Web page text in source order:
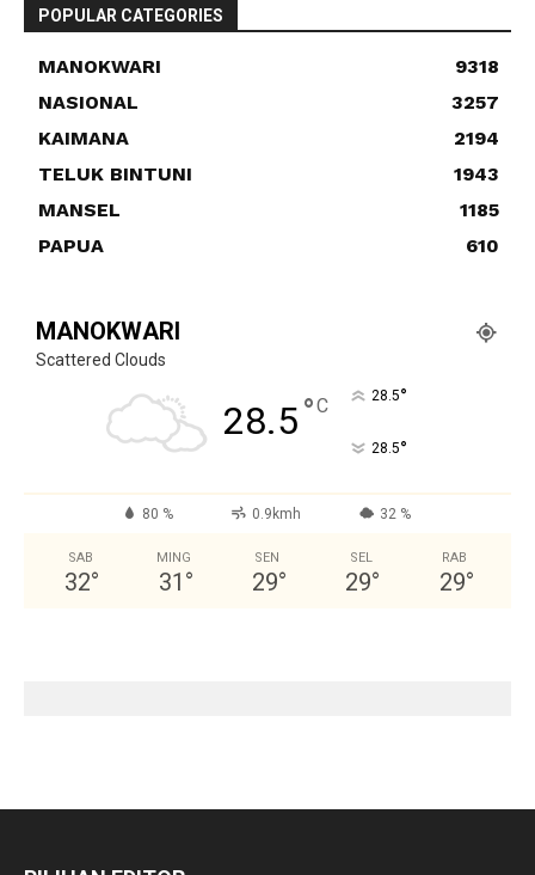
POPULAR CATEGORIES
MANOKWARI
9318
NASIONAL
3257
KAIMANA
2194
TELUK BINTUNI
1943
MANSEL
1185
PAPUA
610
MANOKWARI
Scattered Clouds
28.5°C 28.5°
28.5°
80 % 0.9kmh 32 %
SAB
32°
MING
31 °
SEN
29°
SEL
29°
RAB
29°